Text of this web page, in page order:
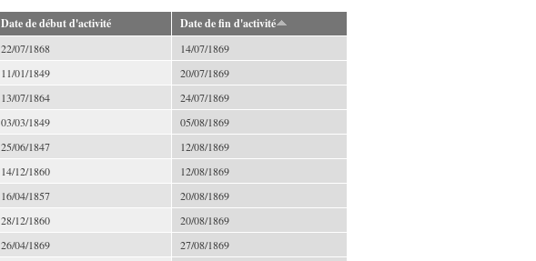
Date de début d'activité Date de fin d'activité
22/07/1868
14/07/1869
11/01/1849
20/07/1869
13/07/1864
24/07/1869
03/03/1849
05/08/1869
25/06/1847
12/08/1869
14/12/1860
12/08/1869
16/04/1857
20/08/1869
28/12/1860
20/08/1869
26/04/1869
27/08/1869